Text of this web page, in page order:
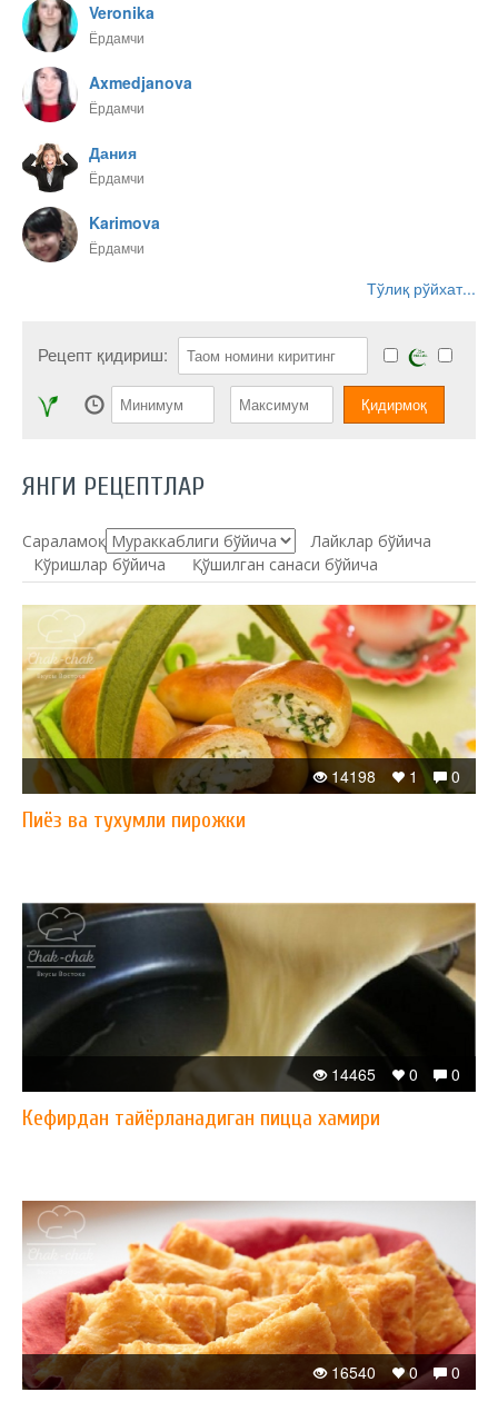
Veronika
Ёрдамчи
Axmedjanova
Ёрдамчи
Дания
Ёрдамчи
Karimova
Ёрдамчи
Тўлиқ рўйхат...
Рецепт қидириш:
ЯНГИ РЕЦЕПТЛАР
Сараламоқ:
Лайклар бўйича
Кўришлар бўйича
Қўшилган санаси бўйича
0
1
14198
Пиёз ва тухумли пирожки
0
0
14465
Кефирдан тайёрланадиган пицца хамири
0
0
16540